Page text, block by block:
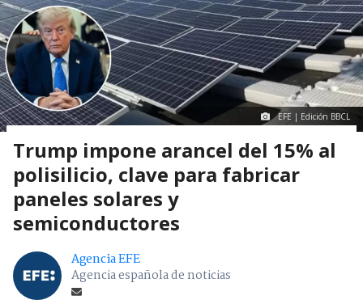
EFE | Edición BBCL
Trump impone arancel del 15% al
polisilicio, clave para fabricar
paneles solares y
semiconductores
Agencia EFE
Agencia española de noticias